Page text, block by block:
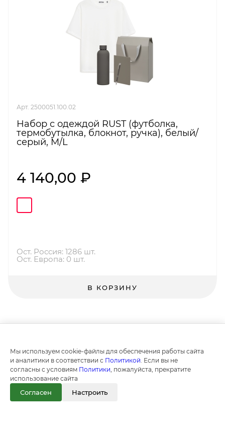
Арт. 2500051.100.02
Набор с одеждой RUST (футболка,
термобутылка, блокнот, ручка), белый/
серый, M/L
4 140,00 ₽
Ост. Россия: 1286 шт.
Ост. Европа: 0 шт.
В КОРЗИНУ
Мы используем cookie-файлы для обеспечения работы сайта
и аналитики в соответствии с Политикой . Если вы не
согласны с условиям Политики , пожалуйста, прекратите
использование сайта
Согласен Настроить